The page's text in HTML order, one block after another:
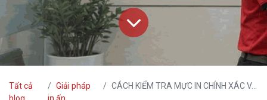
Tất cả
blog
Giải pháp
in ấn
CÁCH KIỂM TRA MỰC IN CHÍNH XÁC VÀ HIỆU QUẢ